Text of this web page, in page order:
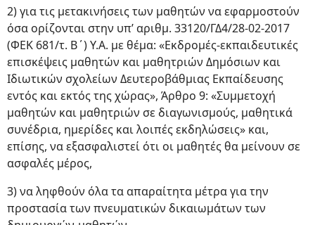
2) για τις μετακινήσεις των μαθητών να εφαρμοστούν
όσα ορίζονται στην υπ’ αριθμ. 33120/ΓΔ4/28-02-2017
(ΦΕΚ 681/τ. Β΄) Υ.Α. με θέμα: «Εκδρομές-εκπαιδευτικές
επισκέψεις μαθητών και μαθητριών Δημόσιων και
Ιδιωτικών σχολείων Δευτεροβάθμιας Εκπαίδευσης
εντός και εκτός της χώρας», Άρθρο 9: «Συμμετοχή
μαθητών και μαθητριών σε διαγωνισμούς, μαθητικά
συνέδρια, ημερίδες και λοιπές εκδηλώσεις» και,
επίσης, να εξασφαλιστεί ότι οι μαθητές θα μείνουν σε
ασφαλές μέρος,
3) να ληφθούν όλα τα απαραίτητα μέτρα για την
προστασία των πνευματικών δικαιωμάτων των